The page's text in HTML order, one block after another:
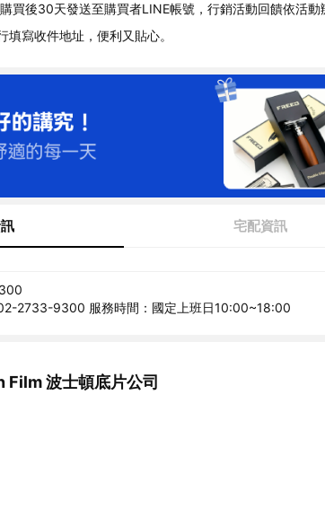
購買後30天發送至購買者LINE帳號，行銷活動回饋依活動
寫收件地址，便利又貼心。
宅配資訊
2733-9300 服務時間：國定上班日10:00~18:00
波士頓底片公司